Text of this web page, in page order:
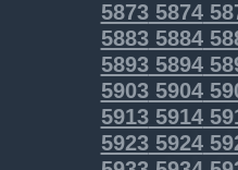
58735874
58835884
58935894
59035904
59135914
59235924